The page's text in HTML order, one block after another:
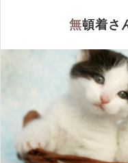
無頓着